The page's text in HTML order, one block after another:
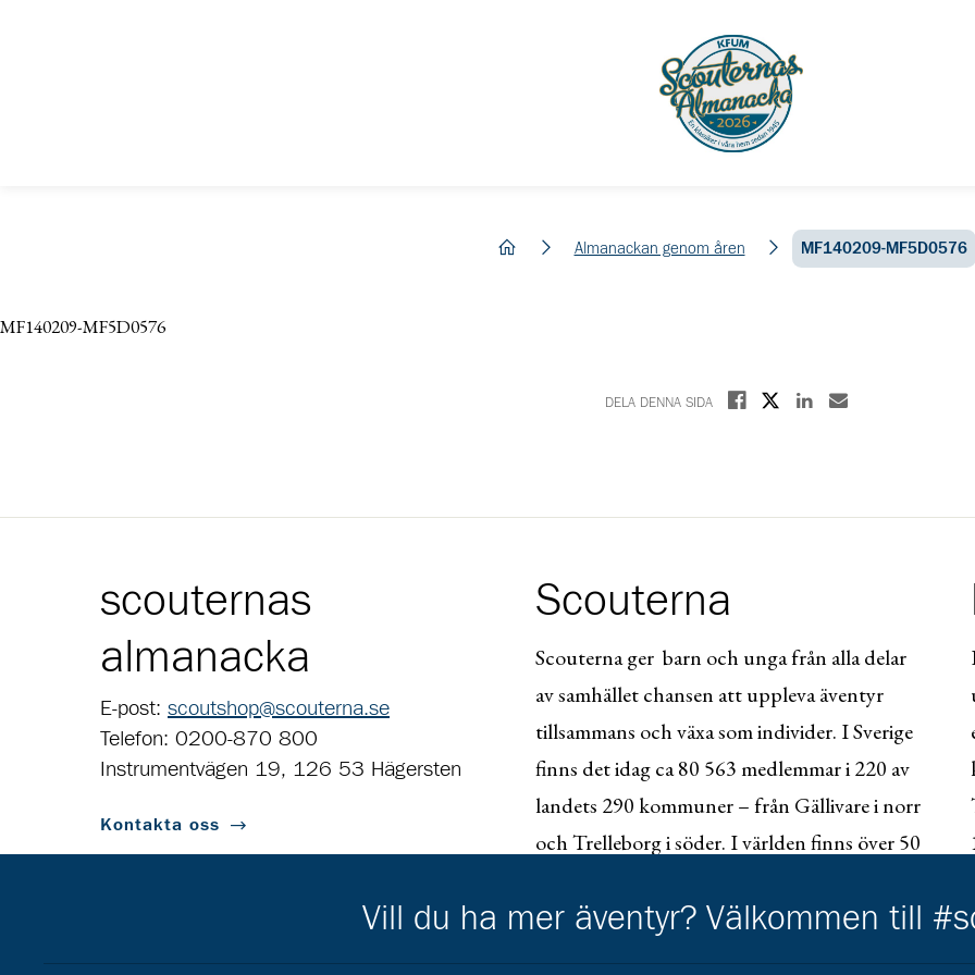
hem Almanackan genom åren MF140209-MF5D0576
MF140209-MF5D0576
DELA DENNA SIDA Dela på Facebook
Dela på XDela på Linkedin
Dela med E-post
scouternas
almanacka
E-post: scoutshop@scouterna.se
Telefon: 0200-870 800
Instrumentvägen 19, 126 53 Hägersten
Kontakta oss
Scouterna
Scouterna ger barn och unga från alla delar
av samhället chansen att uppleva äventyr
tillsammans och växa som individer. I Sverige
finns det idag ca 80 563 medlemmar i 220 av
landets 290 kommuner – från Gällivare i norr
och Trelleborg i söder. I världen finns över 50
Vill du ha mer äventyr? Välkommen till